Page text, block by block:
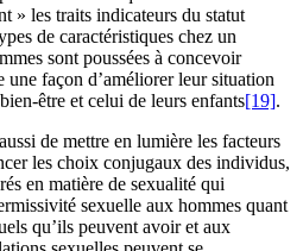
» les traits indicateurs du statut
de caractéristiques chez un
sont poussées à concevoir
une façon d’améliorer leur situation
être et celui de leurs enfants[19].
de mettre en lumière les facteurs
les choix conjugaux des individus,
en matière de sexualité qui
sexuelle aux hommes quant
qu’ils peuvent avoir et aux